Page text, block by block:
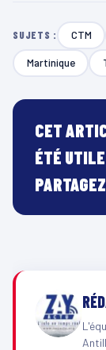
SUJETS : CTM
Martinique
CET
ÉTÉ